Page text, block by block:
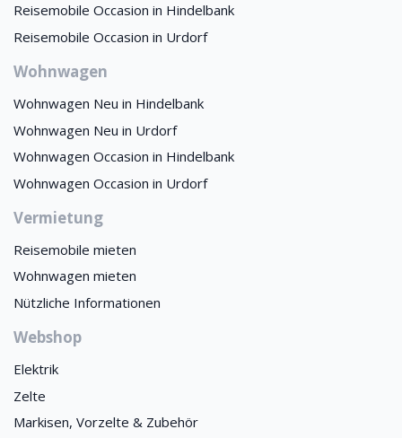
Reisemobile Occasion in Hindelbank
Reisemobile Occasion in Urdorf
Wohnwagen
Wohnwagen Neu in Hindelbank
Wohnwagen Neu in Urdorf
Wohnwagen Occasion in Hindelbank
Wohnwagen Occasion in Urdorf
Vermietung
Reisemobile mieten
Wohnwagen mieten
Nützliche Informationen
Webshop
Elektrik
Zelte
Markisen, Vorzelte & Zubehör